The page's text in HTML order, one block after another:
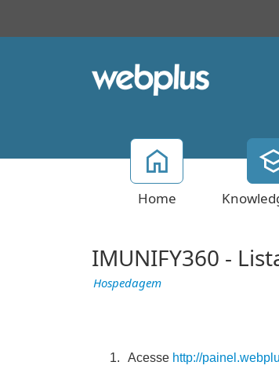
Home
IMUNIFY360 -
Hospedagem
Acesse http://